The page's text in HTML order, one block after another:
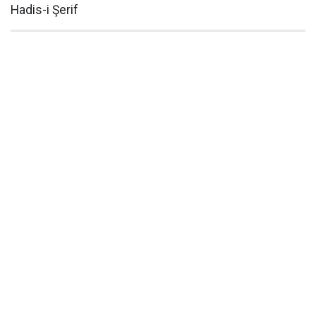
Hadis-i Şerif